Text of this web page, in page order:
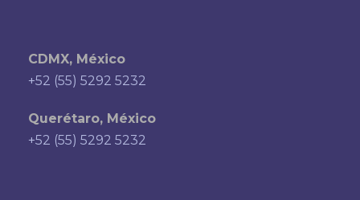
CDMX, México
+52 (55) 5292 5232
Querétaro, México
+52 (55) 5292 5232